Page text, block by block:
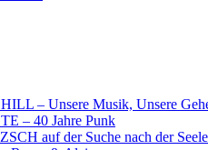
– Unsere Musik, Unsere
– 40 Jahre Punk
auf der Suche nach der